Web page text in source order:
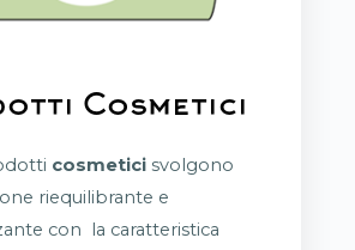
Cosmetici
cosmeticisvolgono
riequilibrante e
con la caratteristica